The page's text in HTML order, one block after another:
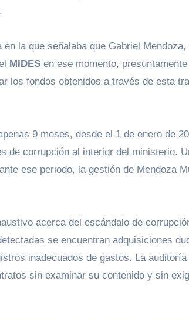
la que señalaba que Gabriel Mendoza,
MIDES en ese momento,
los fondos obtenidos a través de esta
9 meses, desde el 1 de enero de
de corrupción al interior del ministerio.
ese periodo, la gestión de Mendoza
acerca del escándalo de
se encuentran adquisiciones
inadecuados de gastos. La auditoría
sin examinar su contenido y sin